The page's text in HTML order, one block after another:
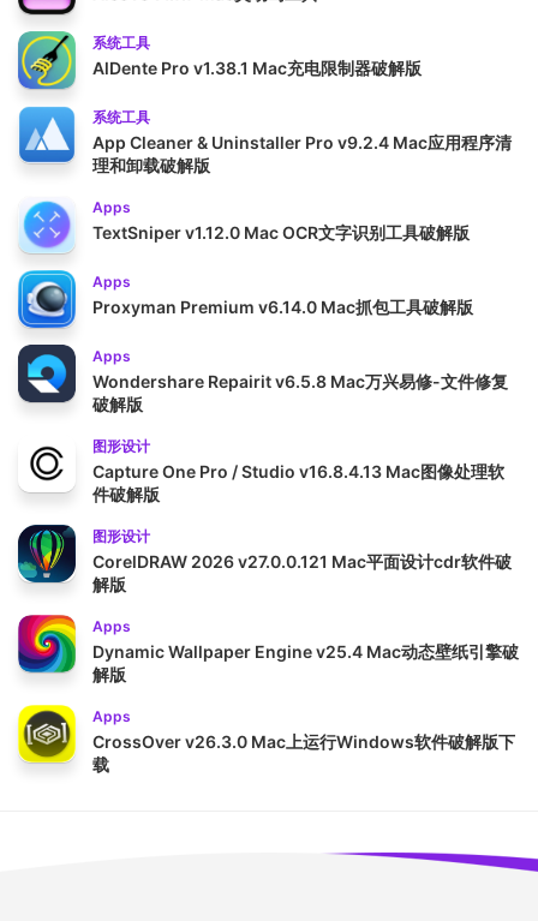
系统工具
AlDente Pro v1.38.1 Mac充电限制器破解版
系统工具
App Cleaner & Uninstaller Pro v9.2.4 Mac应用程序清
理和卸载破解版
Apps
TextSniper v1.12.0 Mac OCR文字识别工具破解版
Apps
Proxyman Premium v6.14.0 Mac抓包工具破解版
Apps
Wondershare Repairit v6.5.8 Mac万兴易修-文件修复
破解版
图形设计
Capture One Pro / Studio v16.8.4.13 Mac图像处理软
件破解版
图形设计
CorelDRAW 2026 v27.0.0.121 Mac平面设计cdr软件破
解版
Apps
Dynamic Wallpaper Engine v25.4 Mac动态壁纸引擎破
解版
Apps
CrossOver v26.3.0 Mac上运行Windows软件破解版下
载